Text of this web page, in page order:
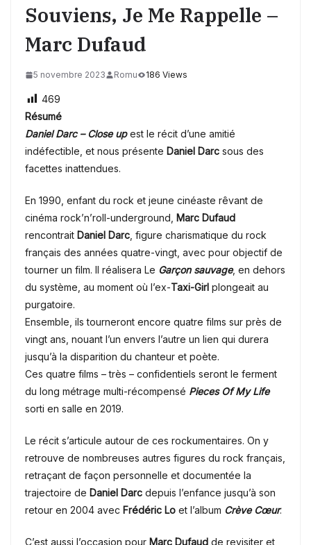
Souviens, Je Me Rappelle –
Marc Dufaud
5 novembre 2023 Romu 186 Views
469
Résumé
Daniel Darc – Close upest le récit d’une amitié
indéfectible, et nous présente Daniel Darc sous des
facettes inattendues.
En 1990, enfant du rock et jeune cinéaste rêvant de
cinéma rock’n’roll-underground, Marc Dufaud
rencontrait Daniel Darc , figure charismatique du rock
français des années quatre-vingt, avec pour objectif de
tourner un film. Il réalisera Le Garçon sauvage, en dehors
du système, au moment où l’ex-Taxi-Girl plongeait au
purgatoire.
Ensemble, ils tourneront encore quatre films sur près de
vingt ans, nouant l’un envers l’autre un lien qui durera
jusqu’à la disparition du chanteur et poète.
Ces quatre films – très – confidentiels seront le ferment
du long métrage multi-récompensé Pieces Of My Life
sorti en salle en 2019.
Le récit s’articule autour de ces rockumentaires. On y
retrouve de nombreuses autres figures du rock français,
retraçant de façon personnelle et documentée la
trajectoire de Daniel Darc depuis l’enfance jusqu’à son
retour en 2004 avec Frédéric Lo et l’album Crève Cœur.
C’est aussi l’occasion pour Marc Dufaud de revisiter et